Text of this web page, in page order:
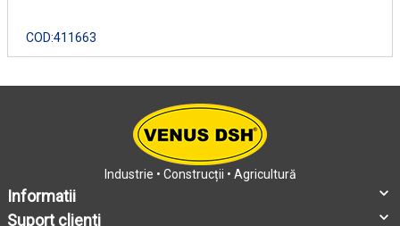
COD:411663
Industrie • Construcții • Agricultură
Informatii
Suport clienti